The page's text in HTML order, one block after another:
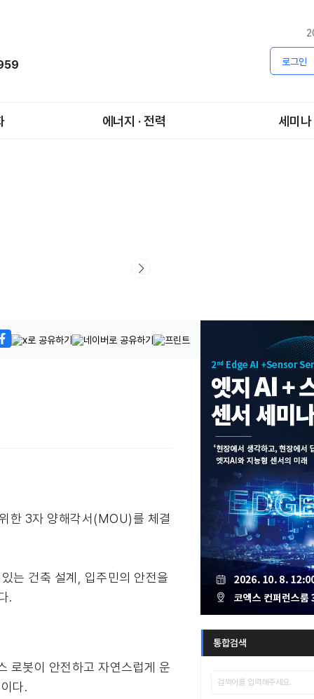
로그인
에너지 · 전력 세미나
한 3자 양해각서(MOU)를 체결
는 건축 설계, 입주민의 안전을
.
로봇이 안전하고 자연스럽게 운
다.
통합검색